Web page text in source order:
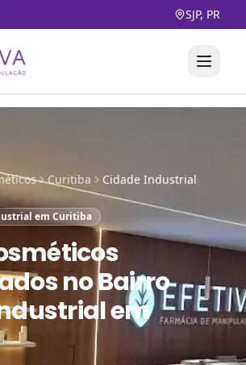
SJP, PR
Curitiba Cidade Industrial
em Curitiba
noBairro
em